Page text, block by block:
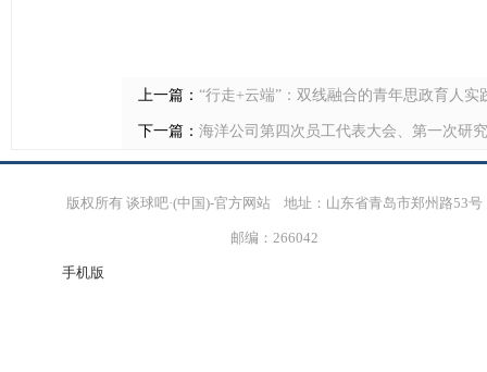
上一篇： “行走+云端”：双线融合的青年思政育人
下一篇： 海洋公司第四次员工代表大会、第一次研
版权所有 谈球吧·(中国)-官方网站 地址：山东省青岛市郑州路53号
邮编：266042
手机版